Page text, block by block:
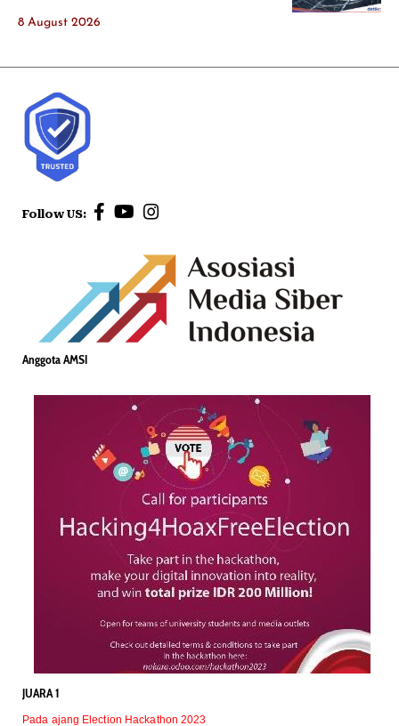
8 August 2026
Follow US:
Anggota AMSI
JUARA 1
Pada ajang Election Hackathon 2023